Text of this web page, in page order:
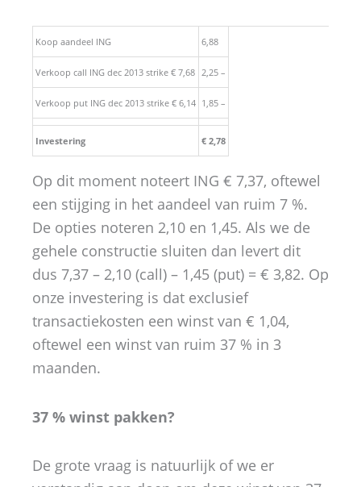
Koop aandeel ING 6,88
Verkoop call ING dec 2013 strike € 7,68 2,25 –
Verkoop put ING dec 2013 strike € 6,14 1,85 –
Investering € 2,78
Op dit moment noteert ING € 7,37, oftewel
een stijging in het aandeel van ruim 7 %.
De opties noteren 2,10 en 1,45. Als we de
gehele constructie sluiten dan levert dit
dus 7,37 – 2,10 (call) – 1,45 (put) = € 3,82. Op
onze investering is dat exclusief
transactiekosten een winst van € 1,04,
oftewel een winst van ruim 37 % in 3
maanden.
37 % winst pakken?
De grote vraag is natuurlijk of we er